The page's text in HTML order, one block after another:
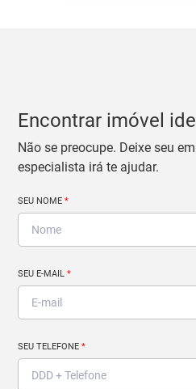
Encontrar imóvel
Não se preocupe. Deixe seu
especialista irá te ajudar.
SEU NOME*
SEU E-MAIL*
SEU TELEFONE*